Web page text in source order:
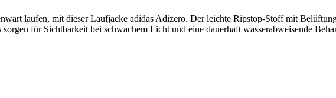
laufen, mit dieser Laufjacke adidas Adizero. Der leichte Ripstop-Stoff mit
für Sichtbarkeit bei schwachem Licht und eine dauerhaft wasserabweisende